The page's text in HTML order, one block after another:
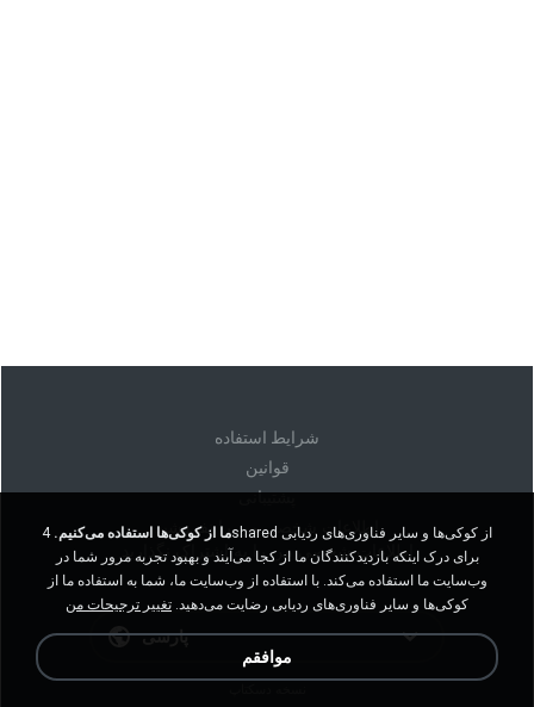
شرايط استفاده
قوانين
پشتیبانی
اطلاعات شخصی من را نفروشید
اطلاعات شخصی من را به اشتراک نگذارید
پارسی
ما از کوکی‌ها استفاده می‌کنیم. 4shared از کوکی‌ها و سایر فناوری‌های ردیابی
برای درک اینکه بازدیدکنندگان ما از کجا می‌آیند و بهبود تجربه مرور شما در
وب‌سایت ما استفاده می‌کند. با استفاده از وب‌سایت ما، شما به استفاده ما از
کوکی‌ها و سایر فناوری‌های ردیابی رضایت می‌دهید. تغییر ترجیحات من
موافقم